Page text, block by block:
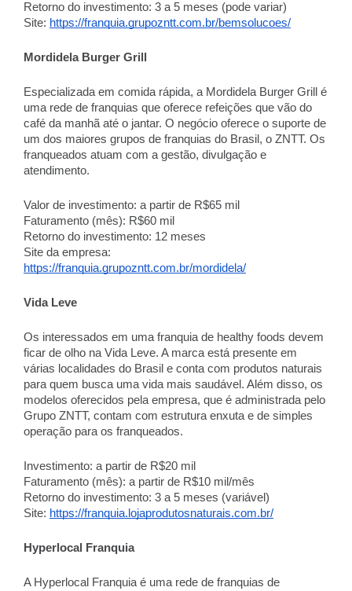
Retorno do investimento: 3 a 5 meses (pode variar)
Site: https://franquia.grupozntt.com.br/bemsolucoes/
Mordidela Burger Grill
Especializada em comida rápida, a Mordidela Burger Grill é
uma rede de franquias que oferece refeições que vão do
café da manhã até o jantar. O negócio oferece o suporte de
um dos maiores grupos de franquias do Brasil, o ZNTT. Os
franqueados atuam com a gestão, divulgação e
atendimento.
Valor de investimento: a partir de R$65 mil
Faturamento (mês): R$60 mil
Retorno do investimento: 12 meses
Site da empresa:
https://franquia.grupozntt.com.br/mordidela/
Vida Leve
Os interessados em uma franquia de healthy foods devem
ficar de olho na Vida Leve. A marca está presente em
várias localidades do Brasil e conta com produtos naturais
para quem busca uma vida mais saudável. Além disso, os
modelos oferecidos pela empresa, que é administrada pelo
Grupo ZNTT, contam com estrutura enxuta e de simples
operação para os franqueados.
Investimento: a partir de R$20 mil
Faturamento (mês): a partir de R$10 mil/mês
Retorno do investimento: 3 a 5 meses (variável)
Site: https://franquia.lojaprodutosnaturais.com.br/
Hyperlocal Franquia
A Hyperlocal Franquia é uma rede de franquias de